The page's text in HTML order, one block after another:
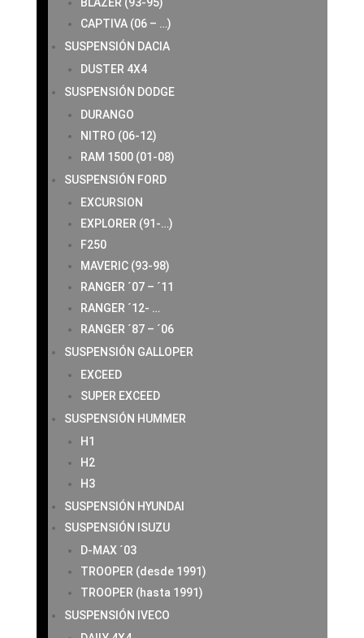
CAPTIVA (06 – …)
SUSPENSIÓN DACIA
DUSTER 4X4
SUSPENSIÓN DODGE
DURANGO
NITRO (06-12)
RAM 1500 (01-08)
SUSPENSIÓN FORD
EXCURSION
EXPLORER (91-…)
F250
MAVERIC (93-98)
RANGER ´07 – ´11
RANGER ´12- …
RANGER ´87 – ´06
SUSPENSIÓN GALLOPER
EXCEED
SUPER EXCEED
SUSPENSIÓN HUMMER
H1
H2
H3
SUSPENSIÓN HYUNDAI
SUSPENSIÓN ISUZU
D-MAX ´03
TROOPER (desde 1991)
TROOPER (hasta 1991)
SUSPENSIÓN IVECO